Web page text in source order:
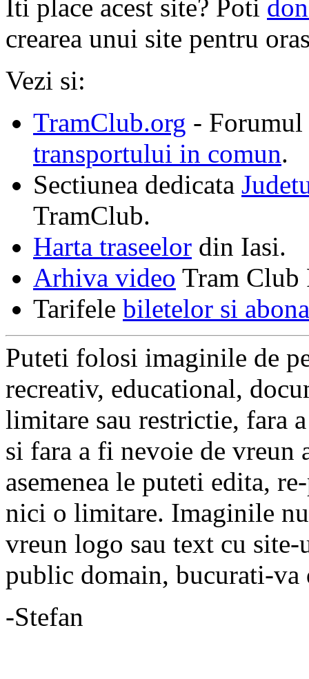
Iti place acest site? Poti
crearea unui site pentru
Vezi si:
TramClub.org -
transportului in comun.
Sectiunea dedicata
TramClub.
Harta traseelor din Iasi.
Arhiva video Tram
Tarifele biletelor si
Puteti folosi imaginile de
recreativ, educational,
limitare sau restrictie, fara
si fara a fi nevoie de vreun
asemenea le puteti edita,
nici o limitare. Imaginile
vreun logo sau text cu
public domain, bucurati-va
-Stefan